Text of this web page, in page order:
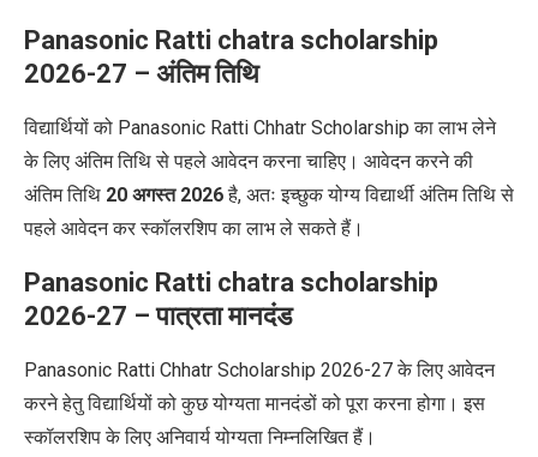
Panasonic Ratti chatra scholarship
2026-27 – अंतिम तिथि
विद्यार्थियों को Panasonic Ratti Chhatr Scholarship का लाभ लेने
के लिए अंतिम तिथि से पहले आवेदन करना चाहिए। आवेदन करने की
अंतिम तिथि 20 अगस्त 2026है, अतः इच्छुक योग्य विद्यार्थी अंतिम तिथि से
पहले आवेदन कर स्कॉलरशिप का लाभ ले सकते हैं।
Panasonic Ratti chatra scholarship
2026-27 – पात्रता मानदंड
Panasonic Ratti Chhatr Scholarship 2026-27 के लिए आवेदन
करने हेतु विद्यार्थियों को कुछ योग्यता मानदंडों को पूरा करना होगा। इस
स्कॉलरशिप के लिए अनिवार्य योग्यता निम्नलिखित हैं।